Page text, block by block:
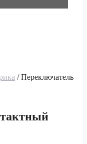
/ Переключатель